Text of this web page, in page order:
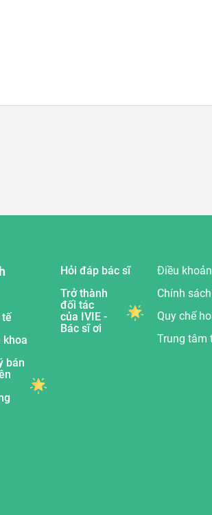
tế
khoa
bán
Hỏi đáp bác sĩ
Trở thành
đối tác
của IVIE -
Bác sĩ ơi
Điều
Chính
Quy chế
Trung tâm